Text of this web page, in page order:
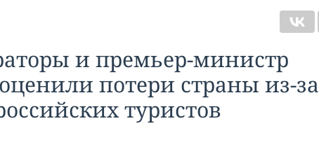
и премьер-министр
потери страны из-за
туристов